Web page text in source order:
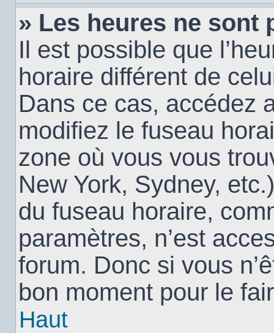
» Les heures ne sont
Il est possible que
horaire différent de
Dans ce cas, accédez
modifiez le fuseau
zone où vous vous
New York, Sydney,
du fuseau horaire,
paramètres, n’est
forum. Donc si vous
bon moment pour le
Haut